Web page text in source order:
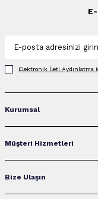
Elektronik İleti Aydınlatma
Kurumsal
Müşteri Hizmetleri
Bize Ulaşın